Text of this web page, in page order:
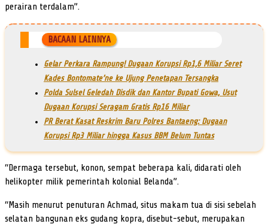
perairan terdalam”.
BACAAN LAINNYA
Gelar Perkara Rampung! Dugaan Korupsi Rp1,6 Miliar Seret
Kades Bontomate’ne ke Ujung Penetapan Tersangka
Polda Sulsel Geledah Disdik dan Kantor Bupati Gowa, Usut
Dugaan Korupsi Seragam Gratis Rp16 Miliar
PR Berat Kasat Reskrim Baru Polres Bantaeng: Dugaan
Korupsi Rp3 Miliar hingga Kasus BBM Belum Tuntas
“Dermaga tersebut, konon, sempat beberapa kali, didarati oleh
helikopter milik pemerintah kolonial Belanda”.
“Masih menurut penuturan Achmad, situs makam tua di sisi sebelah
selatan bangunan eks gudang kopra, disebut-sebut, merupakan